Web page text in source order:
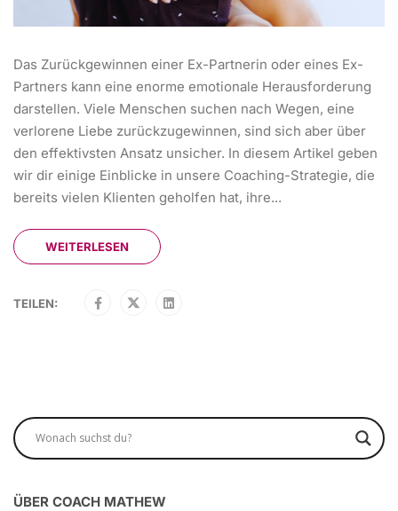
Das Zurückgewinnen einer Ex-Partnerin oder eines Ex-
Partners kann eine enorme emotionale Herausforderung
darstellen. Viele Menschen suchen nach Wegen, eine
verlorene Liebe zurückzugewinnen, sind sich aber über
den effektivsten Ansatz unsicher. In diesem Artikel geben
wir dir einige Einblicke in unsere Coaching-Strategie, die
bereits vielen Klienten geholfen hat, ihre...
WEITERLESEN
TEILEN:
ÜBER COACH MATHEW